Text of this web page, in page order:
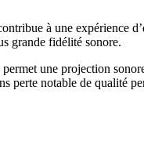
à une expérience
grande fidélité sonore.
une projection
perte notable de qualité